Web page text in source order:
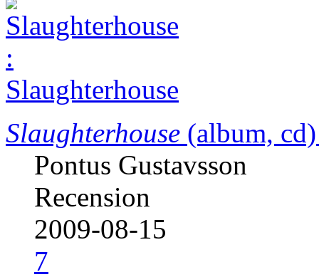
Slaughterhouse (album, cd)
Pontus Gustavsson
Recension
2009-08-15
7